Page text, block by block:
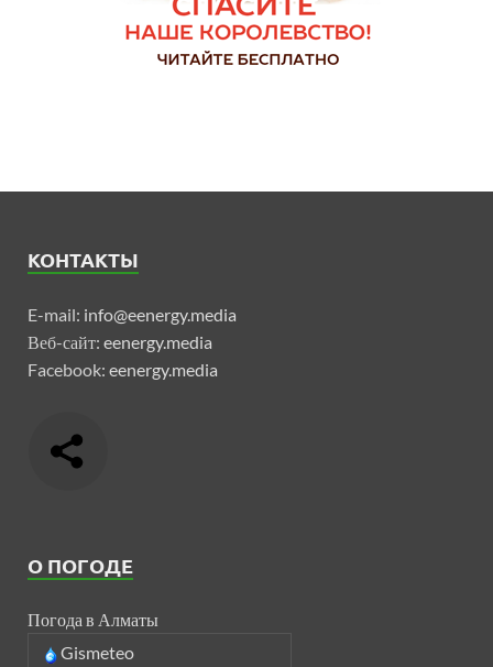
КОНТАКТЫ
E-mail: info@eenergy.media
Веб-сайт: eenergy.media
Facebook: eenergy.media
О ПОГОДЕ
Погода в Алматы
Gismeteo